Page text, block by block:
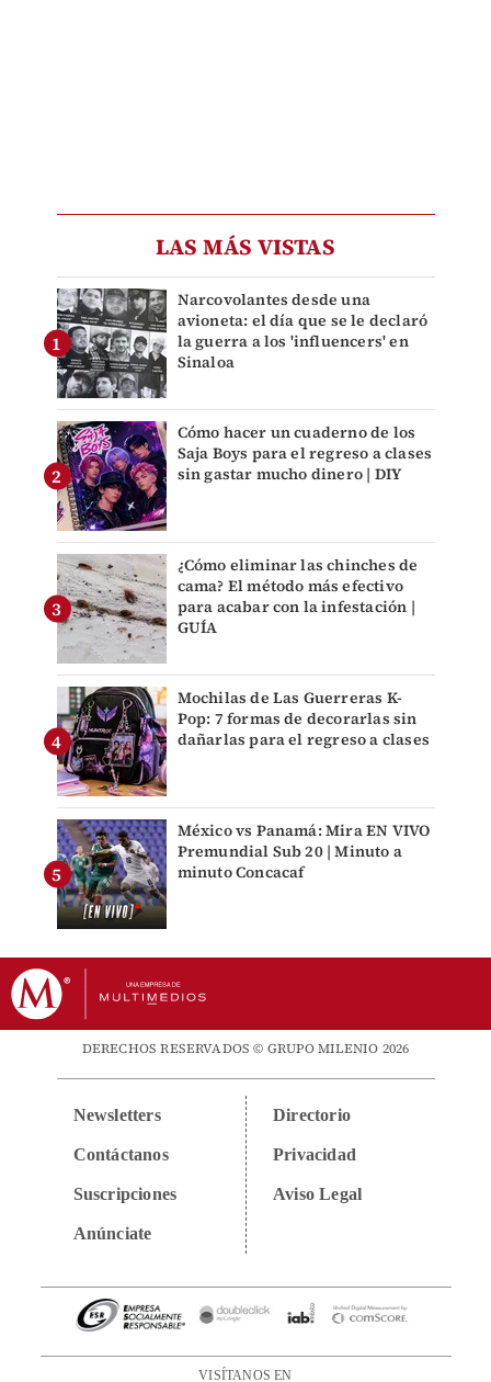
LAS MÁS VISTAS
Narcovolantes desde una
avioneta: el día que se le declaró
la guerra a los 'influencers' en
Sinaloa
Cómo hacer un cuaderno de los
Saja Boys para el regreso a clases
sin gastar mucho dinero | DIY
¿Cómo eliminar las chinches de
cama? El método más efectivo
para acabar con la infestación |
GUÍA
Mochilas de Las Guerreras K-
Pop: 7 formas de decorarlas sin
dañarlas para el regreso a clases
México vs Panamá: Mira EN VIVO
Premundial Sub 20 | Minuto a
minuto Concacaf
DERECHOS RESERVADOS © GRUPO MILENIO 2026
Newsletters
Contáctanos
Suscripciones
Anúnciate
Directorio
Privacidad
Aviso Legal
VISÍTANOS EN